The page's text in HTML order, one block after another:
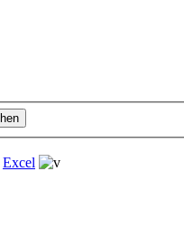
Excel